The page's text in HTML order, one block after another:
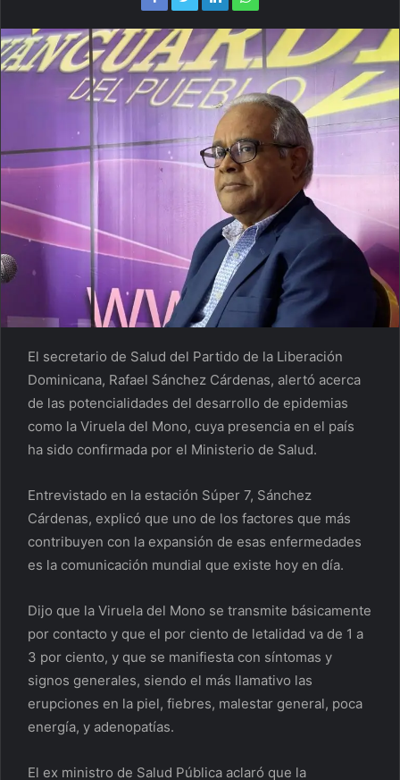
El secretario de Salud del Partido de la Liberación
Dominicana, Rafael Sánchez Cárdenas, alertó acerca
de las potencialidades del desarrollo de epidemias
como la Viruela del Mono, cuya presencia en el país
ha sido confirmada por el Ministerio de Salud.
Entrevistado en la estación Súper 7, Sánchez
Cárdenas, explicó que uno de los factores que más
contribuyen con la expansión de esas enfermedades
es la comunicación mundial que existe hoy en día.
Dijo que la Viruela del Mono se transmite básicamente
por contacto y que el por ciento de letalidad va de 1 a
3 por ciento, y que se manifiesta con síntomas y
signos generales, siendo el más llamativo las
erupciones en la piel, fiebres, malestar general, poca
energía, y adenopatías.
El ex ministro de Salud Pública aclaró que la